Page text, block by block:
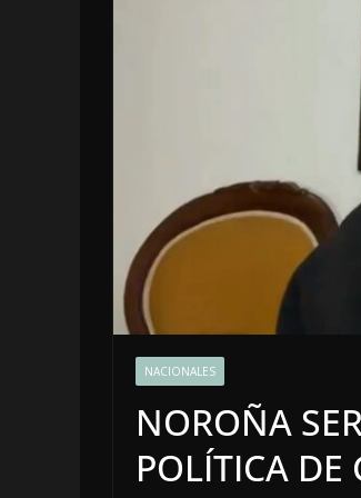
NACIONALES
NOROÑA
POLÍTICA DE